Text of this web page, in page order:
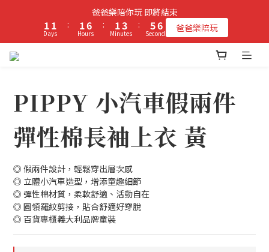
立即加入PIPPY會員即贈$100元購物金!
爸爸樂陪你玩 即將結束
1
0
1
0
Days
:
1
0
6
5
1
Hours
:
2
1
0
4
3
2
Minutes
:
6
5
4
0
6
5
4
0
Seconds 爸爸樂陪玩
PIPPY 小汽車假兩件
彈性棉長袖上衣 黃
◎ 假兩件設計，輕鬆穿出層次感
◎ 立體小汽車造型，增添童趣細節
◎ 彈性棉材質，柔軟舒適、活動自在
◎ 圓領羅紋剪接，貼合舒適好穿脫
◎ 百貨專櫃義大利品牌童裝